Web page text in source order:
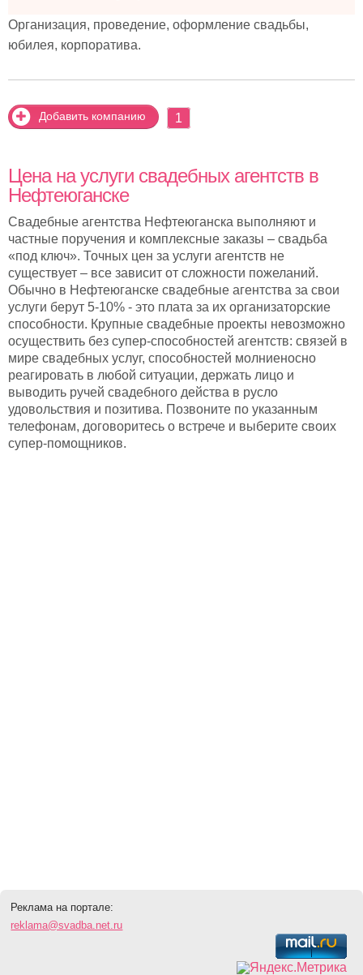
Организация, проведение, оформление свадьбы,
юбилея, корпоратива.
Добавить компанию 1
Цена на услуги свадебных агентств в
Нефтеюганске
Свадебные агентства Нефтеюганска выполняют и
частные поручения и комплексные заказы – свадьба
«под ключ». Точных цен за услуги агентств не
существует – все зависит от сложности пожеланий.
Обычно в Нефтеюганске свадебные агентства за свои
услуги берут 5-10% - это плата за их организаторские
способности. Крупные свадебные проекты невозможно
осуществить без супер-способностей агентств: связей в
мире свадебных услуг, способностей молниеносно
реагировать в любой ситуации, держать лицо и
выводить ручей свадебного действа в русло
удовольствия и позитива. Позвоните по указанным
телефонам, договоритесь о встрече и выберите своих
супер-помощников.
Реклама на портале:
reklama@svadba.net.ru